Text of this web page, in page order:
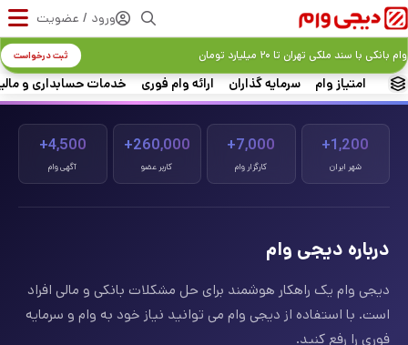
ورود / عضویت
امتیاز وام سرمایه گذاران ارائه وام فوری خدمات حسابداری و
وام بانکی با سند ملکی تهران تا ۲۰ میلیارد تومان ثبت درخواست
1,200+
شهر ایران
7,000+
کارگزار وام
260,000+
کاربر عضو
4,500+
آگهی وام
درباره دیجی وام
دیجی وام یک راهکار هوشمند برای حل مشکلات بانکی و مالی افراد
است. با استفاده از دیجی وام می توانید نیاز خود به وام و سرمایه
فوری را رفع کنید.